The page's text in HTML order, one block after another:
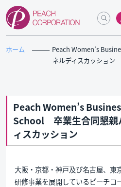
ホーム
Peach Women’s
ネルディスカッション
Peach Women’s
School 卒業生合同懇親
ィスカッション
大阪・京都・神戸及び名古屋、東
研修事業を展開しているピーチコ